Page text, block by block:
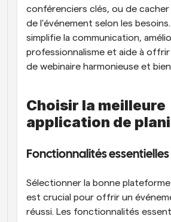
conférenciers clés, ou de
de l'événement selon les
simplifie la communication,
professionnalisme et aide à
de webinaire harmonieuse et
Choisir la meilleure
application de
Fonctionnalités essentielles
Sélectionner la bonne
est crucial pour offrir un
réussi. Les fonctionnalités